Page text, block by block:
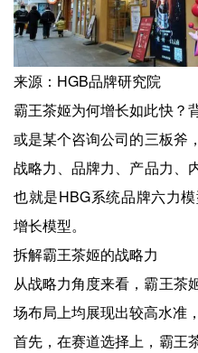
来源：HGB品牌研究院
霸王茶姬为何增长如此快？
或是某个咨询公司的三板
战略力、品牌力、产品力
也就是HBG系统品牌六力
增长模型。
拆解霸王茶姬的战略力
从战略力角度来看，霸王茶
场布局上均展现出较高水准
首先，在赛道选择上，霸王